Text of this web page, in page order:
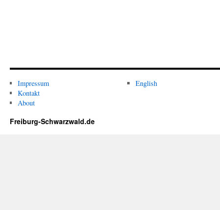
Impressum
Kontakt
About
English
Freiburg-Schwarzwald.de